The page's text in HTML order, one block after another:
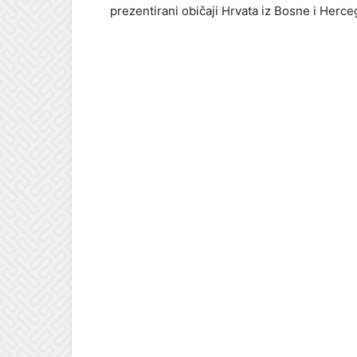
prezentirani običaji Hrvata iz Bosne i